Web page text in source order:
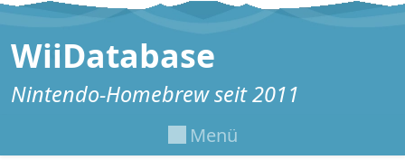
Zum Inhalt springen
WiiDatabase
Nintendo-Homebrew seit 2011
Menü